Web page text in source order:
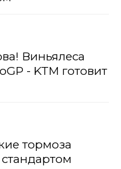
Виньялеса
- KTM готовит
тормоза